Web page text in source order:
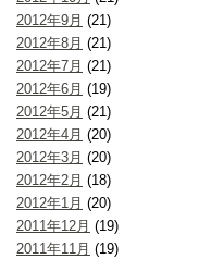
2012年9月 (21)
2012年8月 (21)
2012年7月 (21)
2012年6月 (19)
2012年5月 (21)
2012年4月 (20)
2012年3月 (20)
2012年2月 (18)
2012年1月 (20)
2011年12月 (19)
2011年11月 (19)